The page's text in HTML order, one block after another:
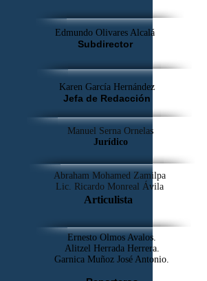
Edmundo Olivares Alcalá
Subdirector
Karen García Hernández
Jefa de Redacción
Manuel Serna Ornelas
Jurídico
Abraham Mohamed Zamilpa
Lic. Ricardo Monreal Ávila
Articulista
Ernesto Olmos Avalos.
Alitzel Herrada Herrera.
Garnica Muñoz José Antonio.